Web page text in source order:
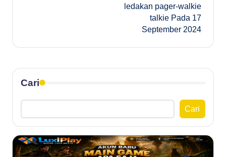
ledakan pager-walkie
talkie Pada 17
September 2024
Cari
Cari